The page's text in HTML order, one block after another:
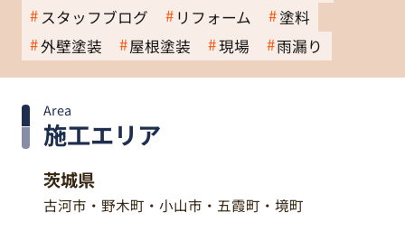
スタッフブログ
リフォーム
塗料
外壁塗装
屋根塗装 現場 雨漏り
施工エリア
Area
茨城県
古河市・野木町・小山市・五霞町・境町